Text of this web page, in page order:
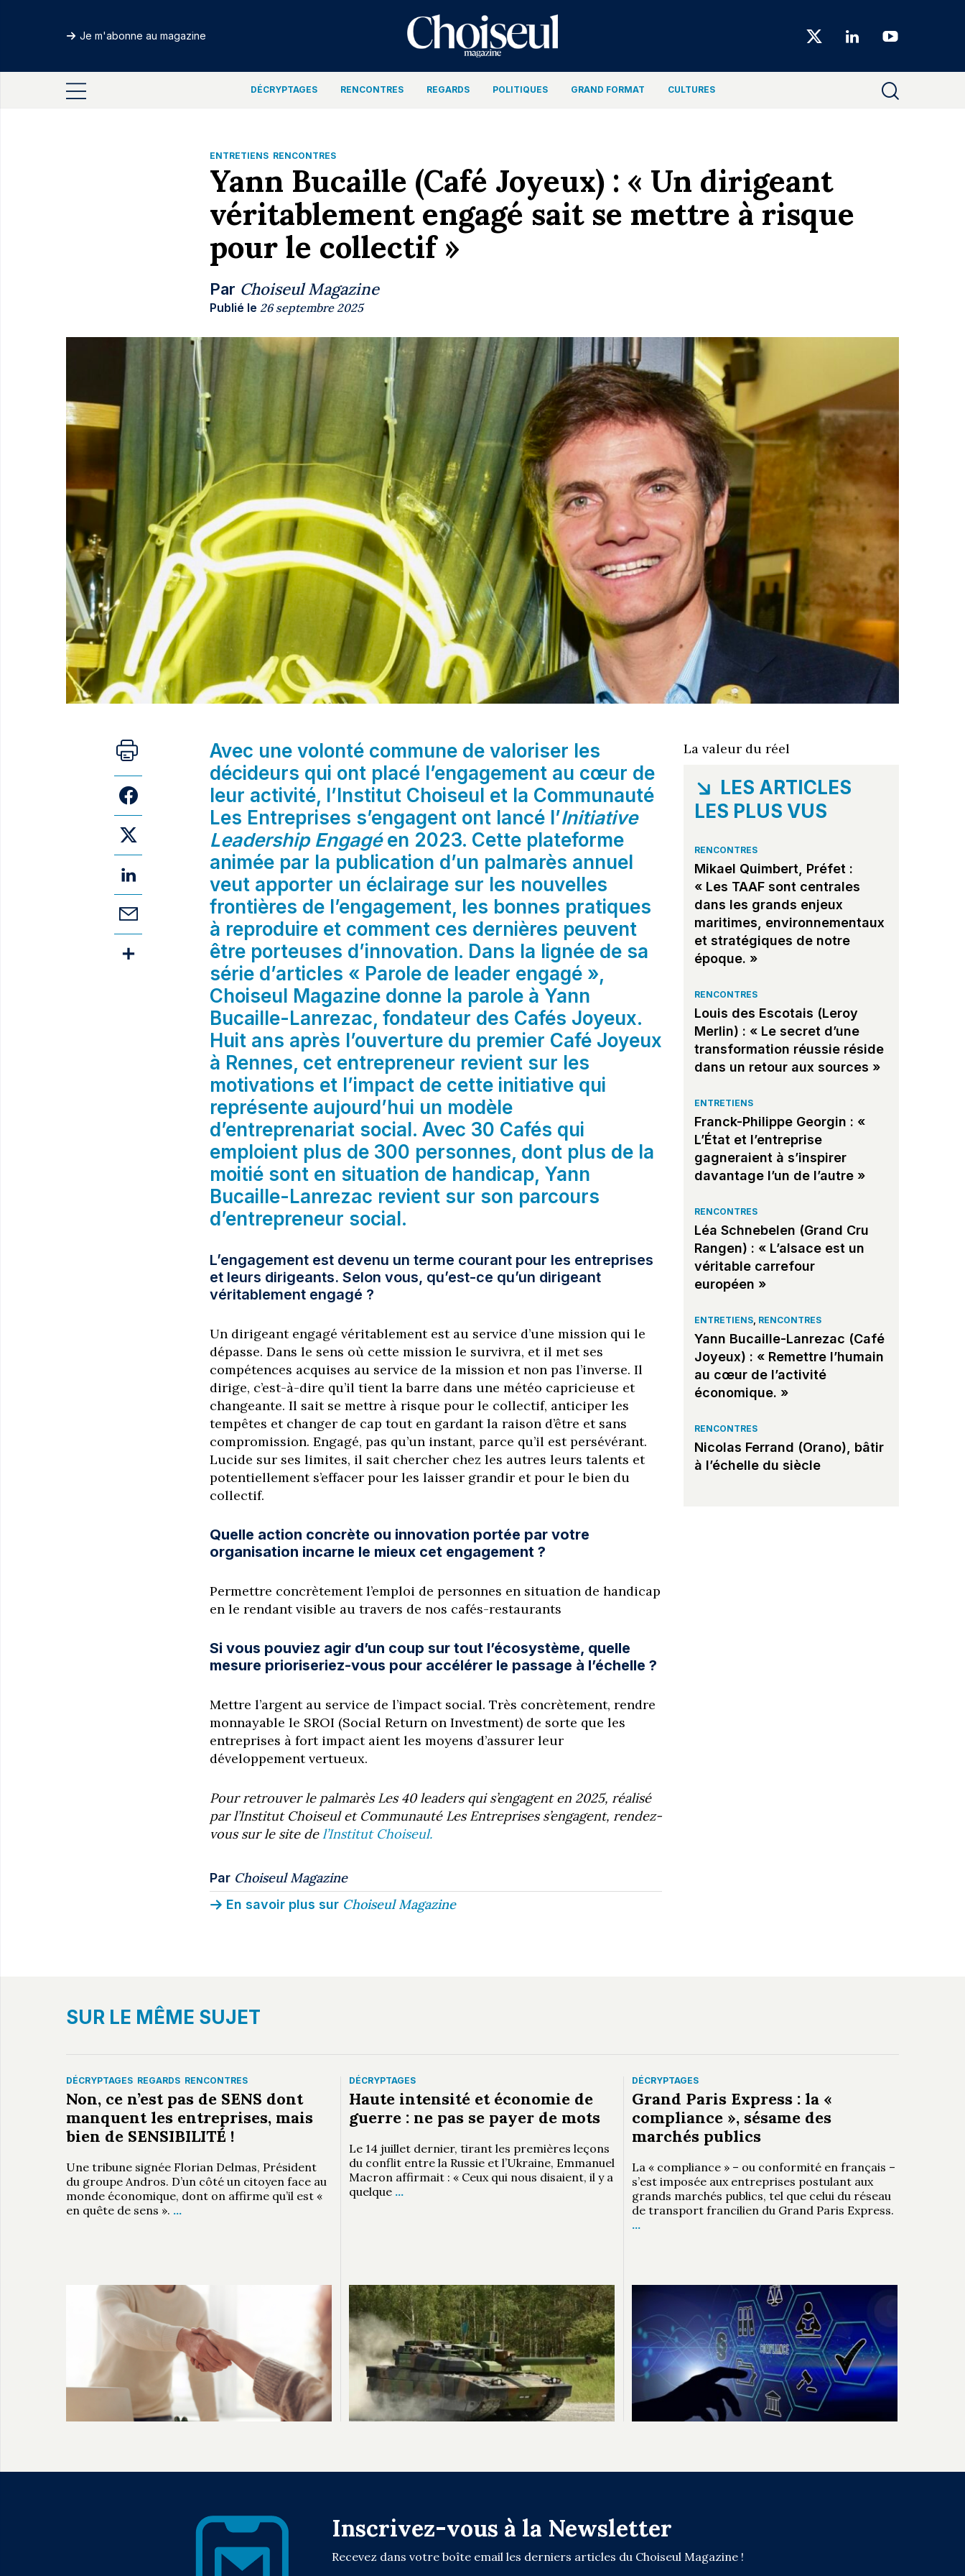
Je m'abonne au magazine Choiseul
Magazine
DÉCRYPTAGES RENCONTRES REGARDS POLITIQUES GRAND FORMAT CULTURES
ENTRETIENS RENCONTRES
Yann Bucaille (Café Joyeux) : « Un dirigeant
véritablement engagé sait se mettre à risque
pour le collectif »
Par Choiseul Magazine
Publié le 26 septembre 2025
Avec une volonté commune de valoriser les
décideurs qui ont placé l’engagement au cœur de
leur activité, l’Institut Choiseul et la Communauté
Les Entreprises s’engagent ont lancé l’Initiative
Leadership Engagéen 2023. Cette plateforme
animée par la publication d’un palmarès annuel
veut apporter un éclairage sur les nouvelles
frontières de l’engagement, les bonnes pratiques
à reproduire et comment ces dernières peuvent
être porteuses d’innovation. Dans la lignée de sa
série d’articles « Parole de leader engagé »,
Choiseul Magazine donne la parole à Yann
Bucaille-Lanrezac, fondateur des Cafés Joyeux.
Huit ans après l’ouverture du premier Café Joyeux
à Rennes, cet entrepreneur revient sur les
motivations et l’impact de cette initiative qui
représente aujourd’hui un modèle
d’entreprenariat social. Avec 30 Cafés qui
emploient plus de 300 personnes, dont plus de la
moitié sont en situation de handicap, Yann
Bucaille-Lanrezac revient sur son parcours
d’entrepreneur social.
L’engagement est devenu un terme courant pour les entreprises
et leurs dirigeants. Selon vous, qu’est-ce qu’un dirigeant
véritablement engagé ?
Un dirigeant engagé véritablement est au service d’une mission qui le
dépasse. Dans le sens où cette mission le survivra, et il met ses
compétences acquises au service de la mission et non pas l’inverse. Il
dirige, c’est-à-dire qu’il tient la barre dans une météo capricieuse et
changeante. Il sait se mettre à risque pour le collectif, anticiper les
tempêtes et changer de cap tout en gardant la raison d’être et sans
compromission. Engagé, pas qu’un instant, parce qu’il est persévérant.
Lucide sur ses limites, il sait chercher chez les autres leurs talents et
potentiellement s’effacer pour les laisser grandir et pour le bien du
collectif.
Quelle action concrète ou innovation portée par votre
organisation incarne le mieux cet engagement ?
Permettre concrètement l’emploi de personnes en situation de handicap
en le rendant visible au travers de nos cafés-restaurants
Si vous pouviez agir d’un coup sur tout l’écosystème, quelle
mesure prioriseriez-vous pour accélérer le passage à l’échelle ?
Mettre l’argent au service de l’impact social. Très concrètement, rendre
monnayable le SROI (Social Return on Investment) de sorte que les
entreprises à fort impact aient les moyens d’assurer leur
développement vertueux.
Pour retrouver le palmarès Les 40 leaders qui s’engagent en 2025, réalisé
par l’Institut Choiseul et Communauté Les Entreprises s’engagent, rendez-
vous sur le site del’Institut Choiseul.
Par Choiseul Magazine
En savoir plus sur Choiseul Magazine
La valeur du réel
LES ARTICLES
LES PLUS VUS
RENCONTRES
Mikael Quimbert, Préfet :
« Les TAAF sont centrales
dans les grands enjeux
maritimes, environnementaux
et stratégiques de notre
époque. »
RENCONTRES
Louis des Escotais (Leroy
Merlin) : « Le secret d’une
transformation réussie réside
dans un retour aux sources »
ENTRETIENS
Franck-Philippe Georgin : «
L’État et l’entreprise
gagneraient à s’inspirer
davantage l’un de l’autre »
RENCONTRES
Léa Schnebelen (Grand Cru
Rangen) : « L’alsace est un
véritable carrefour
européen »
ENTRETIENS, RENCONTRES
Yann Bucaille-Lanrezac (Café
Joyeux) : « Remettre l’humain
au cœur de l’activité
économique. »
RENCONTRES
Nicolas Ferrand (Orano), bâtir
à l’échelle du siècle
SUR LE MÊME SUJET
DÉCRYPTAGES REGARDS RENCONTRES
Non, ce n’est pas de SENS dont
manquent les entreprises, mais
bien de SENSIBILITÉ !
Une tribune signée Florian Delmas, Président
du groupe Andros. D’un côté un citoyen face au
monde économique, dont on affirme qu’il est «
en quête de sens ». …
DÉCRYPTAGES
Haute intensité et économie de
guerre : ne pas se payer de mots
Le 14 juillet dernier, tirant les premières leçons
du conflit entre la Russie et l’Ukraine, Emmanuel
Macron affirmait : « Ceux qui nous disaient, il y a
quelque …
DÉCRYPTAGES
Grand Paris Express : la «
compliance », sésame des
marchés publics
La « compliance » – ou conformité en français –
s’est imposée aux entreprises postulant aux
grands marchés publics, tel que celui du réseau
de transport francilien du Grand Paris Express.
…
Inscrivez-vous à la Newsletter
Recevez dans votre boîte email les derniers articles du Choiseul Magazine !